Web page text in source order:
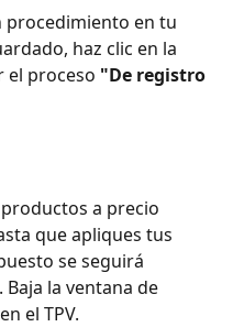
procedimiento en tu
haz clic en la
el proceso "De registro
a precio
que apliques tus
se seguirá
la ventana de
el TPV.